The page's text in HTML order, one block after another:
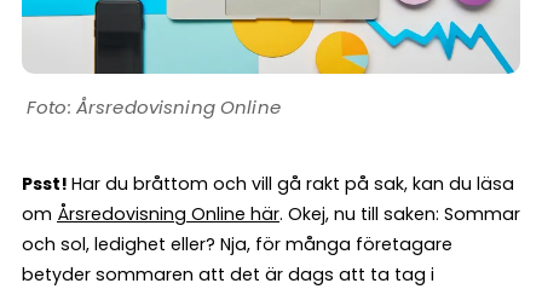
Årsredovisning Online
Psst! Har du bråttom och vill gå rakt på sak, kan du läsa
om Årsredovisning Online här. Okej, nu till saken: Sommar
och sol, ledighet eller? Nja, för många företagare
betyder sommaren att det är dags att ta tag i